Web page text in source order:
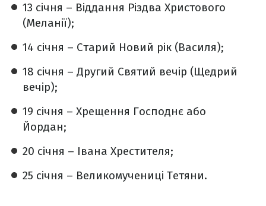
13 січня – Віддання Різдва Христового
(Меланії);
14 січня – Старий Новий рік (Василя);
18 січня – Другий Святий вечір (Щедрий
вечір);
19 січня – Хрещення Господнє або
Йордан;
20 січня – Івана Хрестителя;
25 січня – Великомучениці Тетяни.